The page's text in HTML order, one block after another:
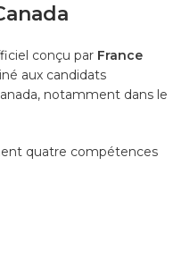
conçu par France
aux candidats
notamment dans le
quatre compétences